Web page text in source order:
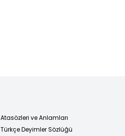
Atasözleri ve Anlamları
Türkçe Deyimler Sözlüğü